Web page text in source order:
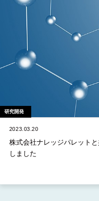
研究開発
2023.03.20
株式会社ナレッジパレット
しました